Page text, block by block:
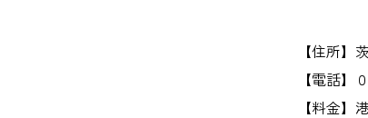
【住所】
【電話】
【料金